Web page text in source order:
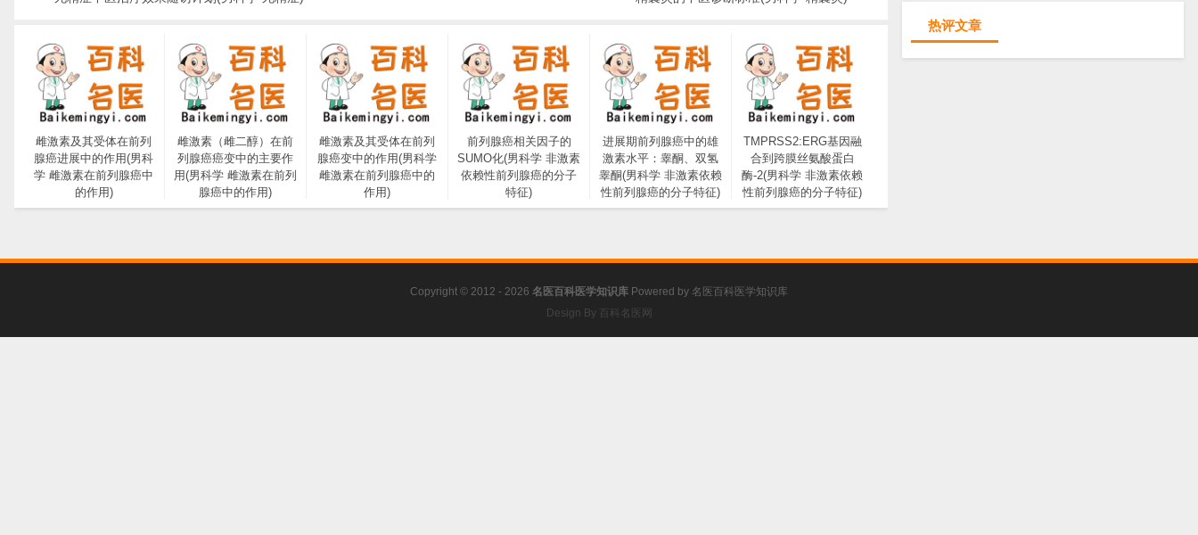
热评文章
雌激素及其受体在前列
腺癌进展中的作用(男科
学 雌激素在前列腺癌中
的作用)
雌激素（雌二醇）在前
列腺癌癌变中的主要作
用(男科学 雌激素在前列
腺癌中的作用)
雌激素及其受体在前列
腺癌变中的作用(男科学
雌激素在前列腺癌中的
作用)
前列腺癌相关因子的
SUMO化(男科学 非激素
依赖性前列腺癌的分子
特征)
进展期前列腺癌中的雄
激素水平：睾酮、双氢
睾酮(男科学 非激素依赖
性前列腺癌的分子特征)
TMPRSS2:ERG基因融
合到跨膜丝氨酸蛋白
酶-2(男科学 非激素依赖
性前列腺癌的分子特征)
Copyright © 2012 - 2026 名医百科医学知识库 Powered by 名医百科医学知识库
Design By 百科名医网